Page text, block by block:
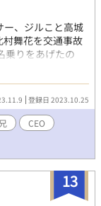
ー、ジルこと高城
舞花を交通事故
乗りをあげたの
だった。 勇樹を
が、ある切っ掛
ス講師 兼 スト
イケメン 北村亮司
でクールな色男
登録日 2023.10.25
CEO
13